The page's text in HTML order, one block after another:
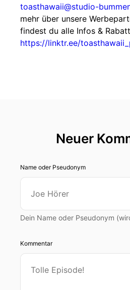
toasthawaii@studio-
mehr über unsere
findest du alle Infos &
https://linktr.ee/
Neuer
Name oder Pseudonym
Dein Name oder Pseudonym
Kommentar